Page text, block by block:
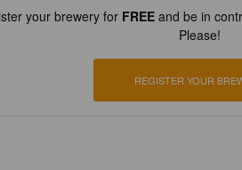
your brewery for FREEand be in
Please!
REGISTER YOUR